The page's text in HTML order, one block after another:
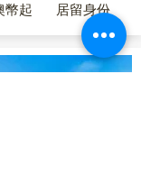
幣起 居留身份